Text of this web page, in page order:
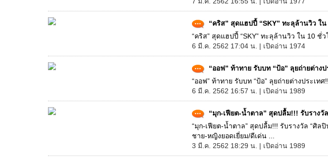
“คริส” สุดแฮปปี้ “SKY” ทะลุล้านวิว ใ
“คริส” สุดแฮปปี้ “SKY” ทะลุล้านวิว ใน 10 ชั่วโ
6 มี.ค. 2562 17:04 น. | เปิดอ่าน 1974
“ออฟ” ท้าทาย รับบท “ป้อ” ลุยถ่ายต่าง
“ออฟ” ท้าทาย รับบท “ป้อ” ลุยถ่ายต่างประเทศ
6 มี.ค. 2562 16:57 น. | เปิดอ่าน 1989
“มุก-เฟียต-น้ำตาล” สุดปลื้ม!!! รับรางวั
“มุก-เฟียต-น้ำตาล” สุดปลื้ม!!! รับรางวัล “ศิล
ชาย-หญิงยอดเยี่ยม/ดีเด่น ...
3 มี.ค. 2562 18:29 น. | เปิดอ่าน 1989